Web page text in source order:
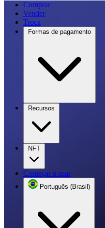
Comprar
Vender
Troca
Formas de pagamento
Recursos
NFT
Começar a usar
Português (Brasil)